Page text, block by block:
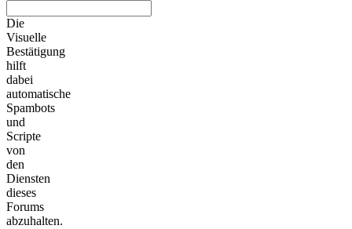
Die
Visuelle
Bestätigung
hilft
dabei
automatische
Spambots
und
Scripte
von
den
Diensten
dieses
Forums
abzuhalten.